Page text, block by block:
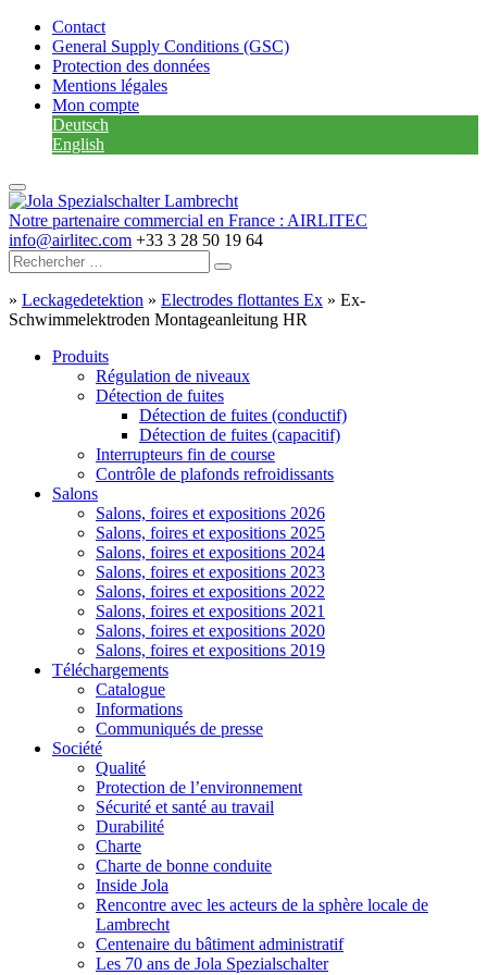
Contact
General Supply Conditions (GSC)
Protection des données
Mentions légales
Mon compte
Deutsch
English
Notre partenaire commercial en France : AIRLITEC
info@airlitec.com +33 3 28 50 19 64
» Leckagedetektion » Electrodes flottantes Ex » Ex-
Schwimmelektroden Montageanleitung HR
Produits
Régulation de niveaux
Détection de fuites
Détection de fuites (conductif)
Détection de fuites (capacitif)
Interrupteurs fin de course
Contrôle de plafonds refroidissants
Salons
Salons, foires et expositions 2026
Salons, foires et expositions 2025
Salons, foires et expositions 2024
Salons, foires et expositions 2023
Salons, foires et expositions 2022
Salons, foires et expositions 2021
Salons, foires et expositions 2020
Salons, foires et expositions 2019
Téléchargements
Catalogue
Informations
Communiqués de presse
Société
Qualité
Protection de l’environnement
Sécurité et santé au travail
Durabilité
Charte
Charte de bonne conduite
Inside Jola
Rencontre avec les acteurs de la sphère locale de
Lambrecht
Centenaire du bâtiment administratif
Les 70 ans de Jola Spezialschalter